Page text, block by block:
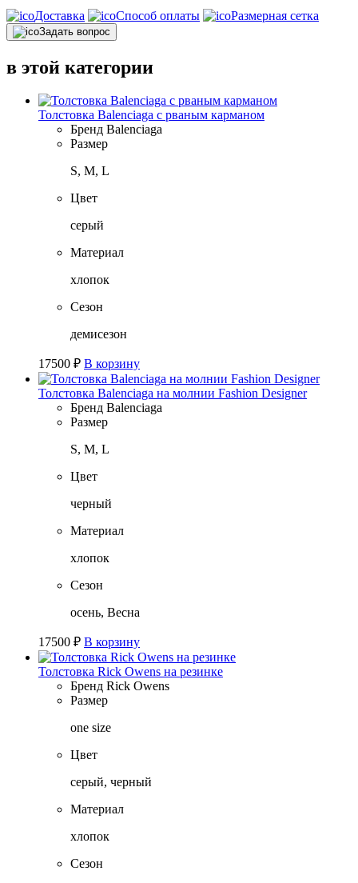
Доставка Способ оплаты Размерная сетка
Задать вопрос
в этой категории
Толстовка Balenciaga с рваным карманом
Бренд Balenciaga
Размер
S, M, L
Цвет
серый
Материал
хлопок
Сезон
демисезон
17500 ₽ В корзину
Толстовка Balenciaga на молнии Fashion Designer
Бренд Balenciaga
Размер
S, M, L
Цвет
черный
Материал
хлопок
Сезон
осень, Весна
17500 ₽ В корзину
Толстовка Rick Owens на резинке
Бренд Rick Owens
Размер
one size
Цвет
серый, черный
Материал
хлопок
Сезон